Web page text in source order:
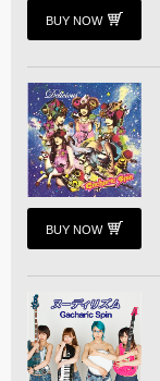
BUY NOW
BUY NOW